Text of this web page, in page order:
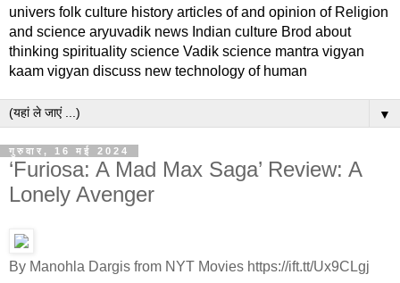
univers folk culture history articles of and opinion of Religion
and science aryuvadik news Indian culture Brod about
thinking spirituality science Vadik science mantra vigyan
kaam vigyan discuss new technology of human
▼
गुरुवार, 16 मई 2024
‘Furiosa: A Mad Max Saga’ Review: A
Lonely Avenger
By Manohla Dargis from NYT Movies https://ift.tt/Ux9CLgj